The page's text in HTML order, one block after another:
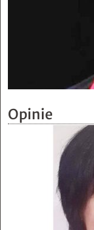
Opinie